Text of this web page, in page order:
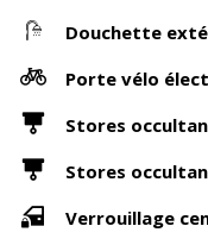
Douchette
Porte vélo
Stores
Stores
Verrouillage